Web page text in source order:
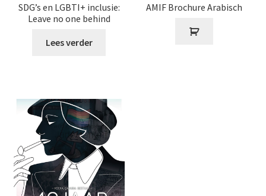
SDG’s en LGBTI+ inclusie:
Leave no one behind
Lees verder
AMIF Brochure Arabisch